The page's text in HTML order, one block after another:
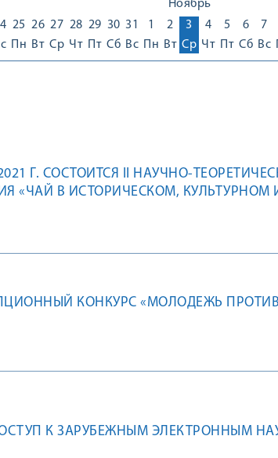
Ноябрь
25
Пн
26
Вт
27
Ср
28
Чт
29
Пт
30
Сб
31
Вс
1
Пн
2
Вт
3
Ср
4
Чт
5
Пт
6
Сб
7
Вс
Г. СОСТОИТСЯ II НАУЧНО-
«ЧАЙ В ИСТОРИЧЕСКОМ,
КОНКУРС «МОЛОДЕЖЬ
К ЗАРУБЕЖНЫМ ЭЛЕКТРОННЫМ